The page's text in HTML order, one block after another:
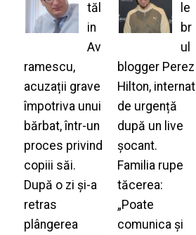
tăl
in
Av
ramescu,
acuzații grave
împotriva unui
bărbat, într-un
proces privind
copiii săi.
După o zi și-a
retras
plângerea
le
br
ul
blogger Perez
Hilton, internat
de urgență
după un live
șocant.
Familia rupe
tăcerea:
„Poate
comunica și